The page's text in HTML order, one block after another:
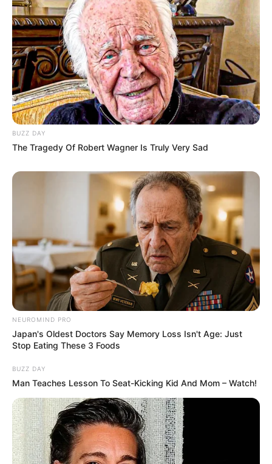
Serem! 9 Chat Ojek Online &
Pelanggan Ini Bikin Auto
Bikin Ngakak, 10 Potret
Cosplay Murah Pakai Bahan
BUZZ DAY
The Tragedy Of Robert Wagner Is Truly Very Sad
NEUROMIND PRO
Japan's Oldest Doctors Say Memory Loss Isn't Age: Just
Stop Eating These 3 Foods
BUZZ DAY
Man Teaches Lesson To Seat-Kicking Kid And Mom – Watch!